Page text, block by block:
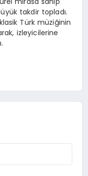
takdir topladı.
Türk müziğinin
izleyicilerine